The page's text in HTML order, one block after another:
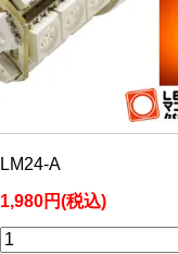
LM24-A
1,980円(税込)